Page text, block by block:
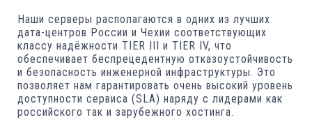
Наши серверы располагаются в одних из лучших
дата-центров России и Чехии соответствующих
классу надёжности TIER III и TIER IV, что
обеспечивает беспрецедентную отказоустойчивость
и безопасность инженерной инфраструктуры. Это
позволяет нам гарантировать очень высокий уровень
доступности сервиса (SLA) наряду с лидерами как
российского так и зарубежного хостинга.